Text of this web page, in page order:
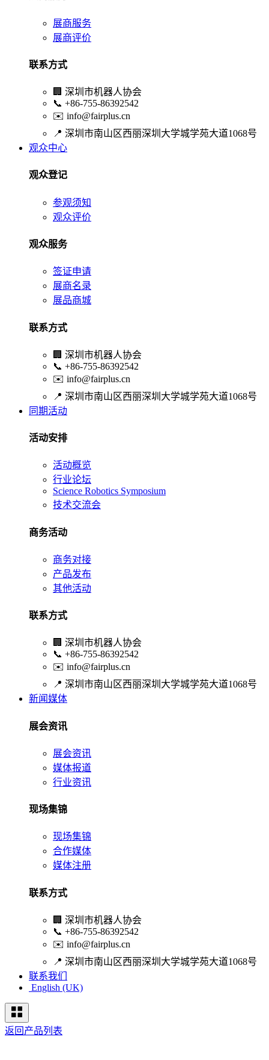
展商服务
展商评价
联系方式
🏢 深圳市机器人协会
📞 +86-755-86392542
✉️ info@fairplus.cn
📍 深圳市南山区西丽深圳大学城学苑大道1068号
观众中心
观众登记
参观须知
观众评价
观众服务
签证申请
展商名录
展品商城
联系方式
🏢 深圳市机器人协会
📞 +86-755-86392542
✉️ info@fairplus.cn
📍 深圳市南山区西丽深圳大学城学苑大道1068号
同期活动
活动安排
活动概览
行业论坛
Science Robotics Symposium
技术交流会
商务活动
商务对接
产品发布
其他活动
联系方式
🏢 深圳市机器人协会
📞 +86-755-86392542
✉️ info@fairplus.cn
📍 深圳市南山区西丽深圳大学城学苑大道1068号
新闻媒体
展会资讯
展会资讯
媒体报道
行业资讯
现场集锦
现场集锦
合作媒体
媒体注册
联系方式
🏢 深圳市机器人协会
📞 +86-755-86392542
✉️ info@fairplus.cn
📍 深圳市南山区西丽深圳大学城学苑大道1068号
联系我们
English (UK)
返回产品列表